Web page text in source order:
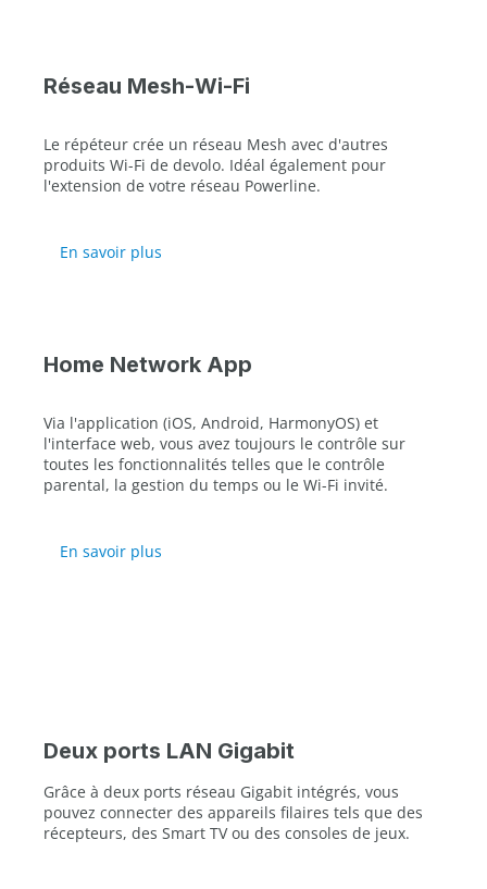
Réseau Mesh-Wi-Fi
Le répéteur crée un réseau Mesh avec d'autres
produits Wi-Fi de devolo. Idéal également pour
l'extension de votre réseau Powerline.
En savoir plus
Home Network App
Via l'application (iOS, Android, HarmonyOS) et
l'interface web, vous avez toujours le contrôle sur
toutes les fonctionnalités telles que le contrôle
parental, la gestion du temps ou le Wi-Fi invité.
En savoir plus
Deux ports LAN Gigabit
Grâce à deux ports réseau Gigabit intégrés, vous
pouvez connecter des appareils filaires tels que des
récepteurs, des Smart TV ou des consoles de jeux.